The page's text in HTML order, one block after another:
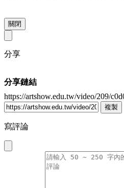
關閉
分享
分享鏈結
https://artshow.edu.tw/video/209/
複製
寫評論